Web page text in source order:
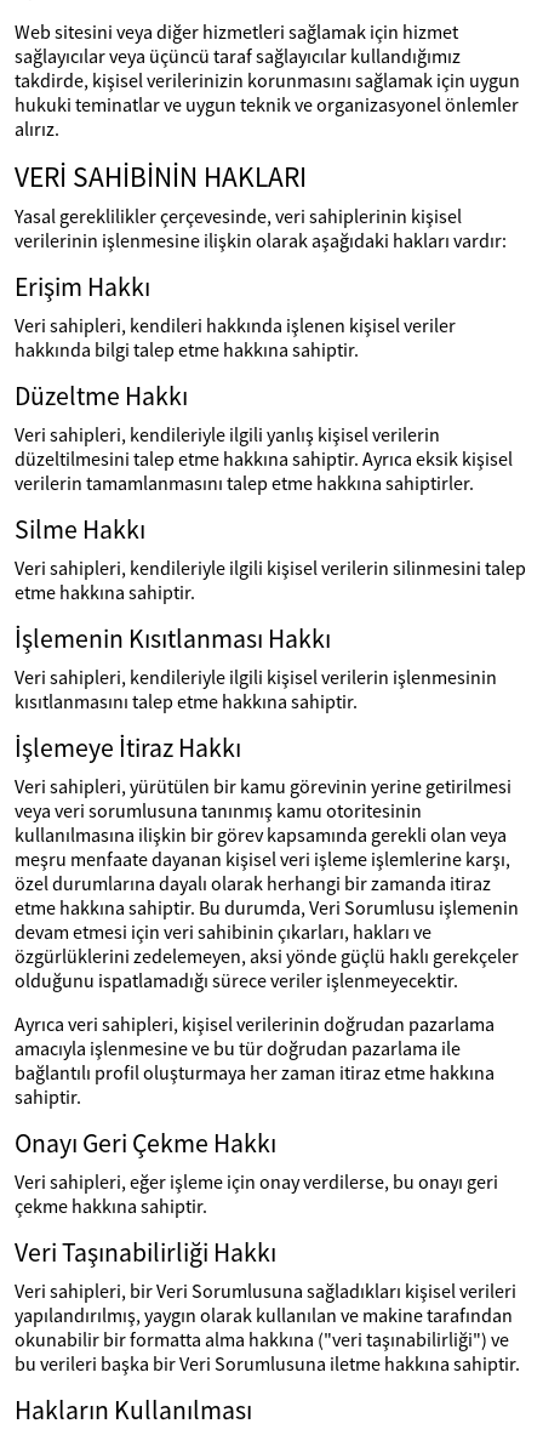
Web sitesini veya diğer hizmetleri sağlamak için hizmet
sağlayıcılar veya üçüncü taraf sağlayıcılar kullandığımız
takdirde, kişisel verilerinizin korunmasını sağlamak için uygun
hukuki teminatlar ve uygun teknik ve organizasyonel önlemler
alırız.
VERİ SAHİBİNİN HAKLARI
Yasal gereklilikler çerçevesinde, veri sahiplerinin kişisel
verilerinin işlenmesine ilişkin olarak aşağıdaki hakları vardır:
Erişim Hakkı
Veri sahipleri, kendileri hakkında işlenen kişisel veriler
hakkında bilgi talep etme hakkına sahiptir.
Düzeltme Hakkı
Veri sahipleri, kendileriyle ilgili yanlış kişisel verilerin
düzeltilmesini talep etme hakkına sahiptir. Ayrıca eksik kişisel
verilerin tamamlanmasını talep etme hakkına sahiptirler.
Silme Hakkı
Veri sahipleri, kendileriyle ilgili kişisel verilerin silinmesini talep
etme hakkına sahiptir.
İşlemenin Kısıtlanması Hakkı
Veri sahipleri, kendileriyle ilgili kişisel verilerin işlenmesinin
kısıtlanmasını talep etme hakkına sahiptir.
İşlemeye İtiraz Hakkı
Veri sahipleri, yürütülen bir kamu görevinin yerine getirilmesi
veya veri sorumlusuna tanınmış kamu otoritesinin
kullanılmasına ilişkin bir görev kapsamında gerekli olan veya
meşru menfaate dayanan kişisel veri işleme işlemlerine karşı,
özel durumlarına dayalı olarak herhangi bir zamanda itiraz
etme hakkına sahiptir. Bu durumda, Veri Sorumlusu işlemenin
devam etmesi için veri sahibinin çıkarları, hakları ve
özgürlüklerini zedelemeyen, aksi yönde güçlü haklı gerekçeler
olduğunu ispatlamadığı sürece veriler işlenmeyecektir.
Ayrıca veri sahipleri, kişisel verilerinin doğrudan pazarlama
amacıyla işlenmesine ve bu tür doğrudan pazarlama ile
bağlantılı profil oluşturmaya her zaman itiraz etme hakkına
sahiptir.
Onayı Geri Çekme Hakkı
Veri sahipleri, eğer işleme için onay verdilerse, bu onayı geri
çekme hakkına sahiptir.
Veri Taşınabilirliği Hakkı
Veri sahipleri, bir Veri Sorumlusuna sağladıkları kişisel verileri
yapılandırılmış, yaygın olarak kullanılan ve makine tarafından
okunabilir bir formatta alma hakkına ("veri taşınabilirliği") ve
bu verileri başka bir Veri Sorumlusuna iletme hakkına sahiptir.
Hakların Kullanılması